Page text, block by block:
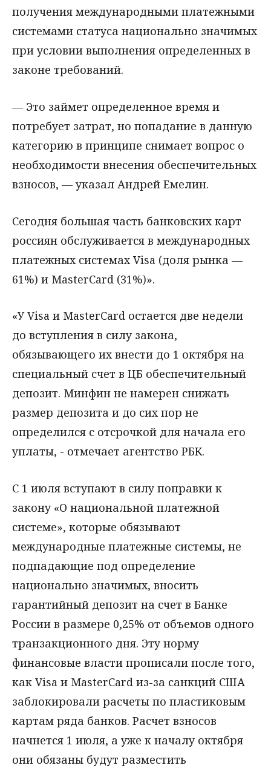
получения международными платежными
системами статуса национально значимых
при условии выполнения определенных в
законе требований.
— Это займет определенное время и
потребует затрат, но попадание в данную
категорию в принципе снимает вопрос о
необходимости внесения обеспечительных
взносов, — указал Андрей Емелин.
Cегодня большая часть банковских карт
россиян обслуживается в международных
платежных системах Visa (доля рынка —
61%) и MasterCard (31%)».
«У Visa и MasterCard остается две недели
до вступления в силу закона,
обязывающего их внести до 1 октября на
специальный счет в ЦБ обеспечительный
депозит. Минфин не намерен снижать
размер депозита и до сих пор не
определился с отсрочкой для начала его
уплаты, - отмечает агентство РБК.
С 1 июля вступают в силу поправки к
закону «О национальной платежной
системе», которые обязывают
международные платежные системы, не
подпадающие под определение
национально значимых, вносить
гарантийный депозит на счет в Банке
России в размере 0,25% от объемов одного
транзакционного дня. Эту норму
финансовые власти прописали после того,
как Visa и MasterCard из-за санкций США
заблокировали расчеты по пластиковым
картам ряда банков. Расчет взносов
начнется 1 июля, а уже к началу октября
они обязаны будут разместить